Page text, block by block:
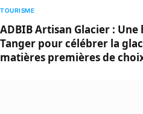
TOURISME
ADBIB Artisan Glacier :
Tanger pour célébrer la
matières premières de